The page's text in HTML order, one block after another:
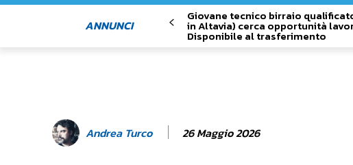
ANNUNCI
Giovane tecnico birraio
in Altavia) cerca opportunità
Disponibile al trasferimento
Andrea Turco 26 Maggio 2026